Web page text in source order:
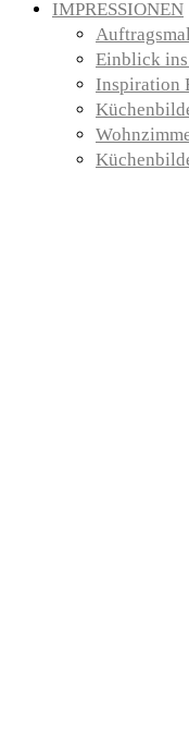
IMPRESSIONEN
Einblick
Inspiration